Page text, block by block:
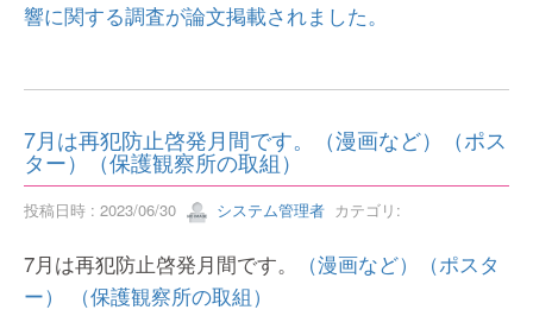
響に関する調査が論文掲載されました。
7月は再犯防止啓発月間です。（漫画など）（ポス
ター）（保護観察所の取組）
投稿日時 : 2023/06/30 システム管理者 カテゴリ:
7月は再犯防止啓発月間です。 （漫画など）
（ポスタ
ー）
（保護観察所の取組）